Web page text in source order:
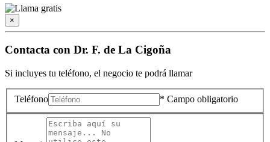
×
Contacta con Dr. F. de La Cigoña
Si incluyes tu teléfono, el negocio te podrá llamar
Teléfono * Campo obligatorio